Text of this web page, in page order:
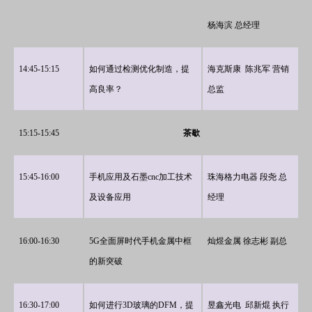
杨海滨 总经理
14:45-15:15 如何通过检测优化制造，提
高良率？
海克斯康 陈兆军 营销
总监
15:15-15:45 茶歇
15:45-16:00 手机应用及石墨cnc加工技术
及设备应用
珠海格力电器 段尧 总
经理
16:00-16:30 5G全面屏时代手机金属中框
的新突破
灿煜金属 徐志彬 副总
16:30-17:00 如何进行3D玻璃的DFM，提 昱鑫光电 邱新焜 执行